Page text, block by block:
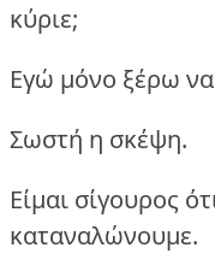
κύριε;
Εγώ μόνο ξέρω
Σωστή η σκέψη.
Είμαι σίγουρος
καταναλώνουμε.